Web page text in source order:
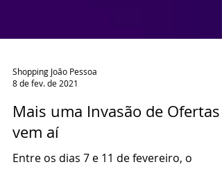
Shopping João Pessoa
8 de fev. de 2021
Mais uma Invasão de Ofertas